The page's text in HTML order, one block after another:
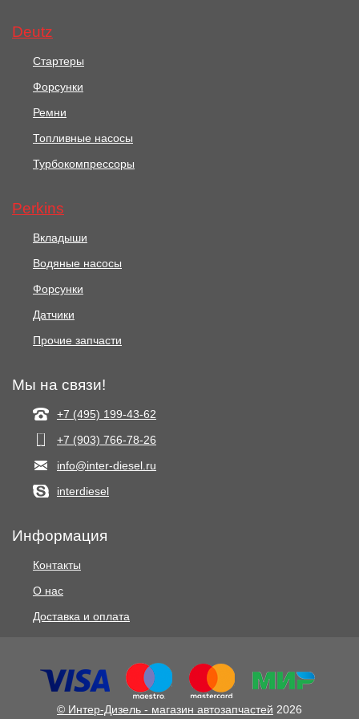
Deutz
Стартеры
Форсунки
Ремни
Топливные насосы
Турбокомпрессоры
Perkins
Вкладыши
Водяные насосы
Форсунки
Датчики
Прочие запчасти
Мы на связи!
+7 (495) 199-43-62
+7 (903) 766‑78-26
info@inter-diesel.ru
interdiesel
Информация
Контакты
О нас
Доставка и оплата
© Интер-Дизель - магазин автозапчастей 2026